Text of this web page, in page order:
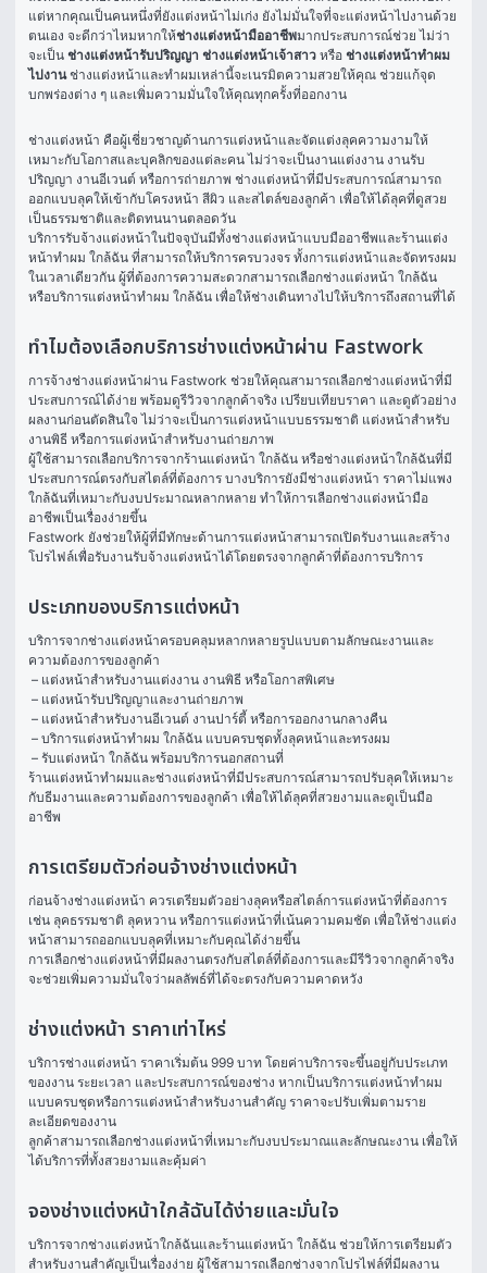
แต่หากคุณเป็นคนหนึ่งที่ยังแต่งหน้าไม่เก่ง ยังไม่มั่นใจที่จะแต่งหน้าไปงานด้วย
ตนเอง จะดีกว่าไหมหากให้ช่างแต่งหน้ามืออาชีพมากประสบการณ์ช่วย ไม่ว่า
จะเป็น ช่างแต่งหน้ารับปริญญา ช่างแต่งหน้าเจ้าสาว หรือ ช่างแต่งหน้าทำผม
ไปงาน ช่างแต่งหน้าและทำผมเหล่านี้จะเนรมิตความสวยให้คุณ ช่วยแก้จุด
บกพร่องต่าง ๆ และเพิ่มความมั่นใจให้คุณทุกครั้งที่ออกงาน
ช่างแต่งหน้า คือผู้เชี่ยวชาญด้านการแต่งหน้าและจัดแต่งลุคความงามให้
เหมาะกับโอกาสและบุคลิกของแต่ละคน ไม่ว่าจะเป็นงานแต่งงาน งานรับ
ปริญญา งานอีเวนต์ หรือการถ่ายภาพ ช่างแต่งหน้าที่มีประสบการณ์สามารถ
ออกแบบลุคให้เข้ากับโครงหน้า สีผิว และสไตล์ของลูกค้า เพื่อให้ได้ลุคที่ดูสวย
เป็นธรรมชาติและติดทนนานตลอดวัน
บริการรับจ้างแต่งหน้าในปัจจุบันมีทั้งช่างแต่งหน้าแบบมืออาชีพและร้านแต่ง
หน้าทำผม ใกล้ฉัน ที่สามารถให้บริการครบวงจร ทั้งการแต่งหน้าและจัดทรงผม
ในเวลาเดียวกัน ผู้ที่ต้องการความสะดวกสามารถเลือกช่างแต่งหน้า ใกล้ฉัน
หรือบริการแต่งหน้าทำผม ใกล้ฉัน เพื่อให้ช่างเดินทางไปให้บริการถึงสถานที่ได้
ทำไมต้องเลือกบริการช่างแต่งหน้าผ่าน Fastwork
การจ้างช่างแต่งหน้าผ่าน Fastwork ช่วยให้คุณสามารถเลือกช่างแต่งหน้าที่มี
ประสบการณ์ได้ง่าย พร้อมดูรีวิวจากลูกค้าจริง เปรียบเทียบราคา และดูตัวอย่าง
ผลงานก่อนตัดสินใจ ไม่ว่าจะเป็นการแต่งหน้าแบบธรรมชาติ แต่งหน้าสำหรับ
งานพิธี หรือการแต่งหน้าสำหรับงานถ่ายภาพ
ผู้ใช้สามารถเลือกบริการจากร้านแต่งหน้า ใกล้ฉัน หรือช่างแต่งหน้าใกล้ฉันที่มี
ประสบการณ์ตรงกับสไตล์ที่ต้องการ บางบริการยังมีช่างแต่งหน้า ราคาไม่แพง
ใกล้ฉันที่เหมาะกับงบประมาณหลากหลาย ทำให้การเลือกช่างแต่งหน้ามือ
อาชีพเป็นเรื่องง่ายขึ้น
Fastwork ยังช่วยให้ผู้ที่มีทักษะด้านการแต่งหน้าสามารถเปิดรับงานและสร้าง
โปรไฟล์เพื่อรับงานรับจ้างแต่งหน้าได้โดยตรงจากลูกค้าที่ต้องการบริการ
ประเภทของบริการแต่งหน้า
บริการจากช่างแต่งหน้าครอบคลุมหลากหลายรูปแบบตามลักษณะงานและ
ความต้องการของลูกค้า
– แต่งหน้าสำหรับงานแต่งงาน งานพิธี หรือโอกาสพิเศษ
– แต่งหน้ารับปริญญาและงานถ่ายภาพ
– แต่งหน้าสำหรับงานอีเวนต์ งานปาร์ตี้ หรือการออกงานกลางคืน
– บริการแต่งหน้าทำผม ใกล้ฉัน แบบครบชุดทั้งลุคหน้าและทรงผม
– รับแต่งหน้า ใกล้ฉัน พร้อมบริการนอกสถานที่
ร้านแต่งหน้าทำผมและช่างแต่งหน้าที่มีประสบการณ์สามารถปรับลุคให้เหมาะ
กับธีมงานและความต้องการของลูกค้า เพื่อให้ได้ลุคที่สวยงามและดูเป็นมือ
อาชีพ
การเตรียมตัวก่อนจ้างช่างแต่งหน้า
ก่อนจ้างช่างแต่งหน้า ควรเตรียมตัวอย่างลุคหรือสไตล์การแต่งหน้าที่ต้องการ
เช่น ลุคธรรมชาติ ลุคหวาน หรือการแต่งหน้าที่เน้นความคมชัด เพื่อให้ช่างแต่ง
หน้าสามารถออกแบบลุคที่เหมาะกับคุณได้ง่ายขึ้น
การเลือกช่างแต่งหน้าที่มีผลงานตรงกับสไตล์ที่ต้องการและมีรีวิวจากลูกค้าจริง
จะช่วยเพิ่มความมั่นใจว่าผลลัพธ์ที่ได้จะตรงกับความคาดหวัง
ช่างแต่งหน้า ราคาเท่าไหร่
บริการช่างแต่งหน้า ราคาเริ่มต้น 999 บาท โดยค่าบริการจะขึ้นอยู่กับประเภท
ของงาน ระยะเวลา และประสบการณ์ของช่าง หากเป็นบริการแต่งหน้าทำผม
แบบครบชุดหรือการแต่งหน้าสำหรับงานสำคัญ ราคาจะปรับเพิ่มตามราย
ละเอียดของงาน
ลูกค้าสามารถเลือกช่างแต่งหน้าที่เหมาะกับงบประมาณและลักษณะงาน เพื่อให้
ได้บริการที่ทั้งสวยงามและคุ้มค่า
จองช่างแต่งหน้าใกล้ฉันได้ง่ายและมั่นใจ
บริการจากช่างแต่งหน้าใกล้ฉันและร้านแต่งหน้า ใกล้ฉัน ช่วยให้การเตรียมตัว
สำหรับงานสำคัญเป็นเรื่องง่าย ผู้ใช้สามารถเลือกช่างจากโปรไฟล์ที่มีผลงาน